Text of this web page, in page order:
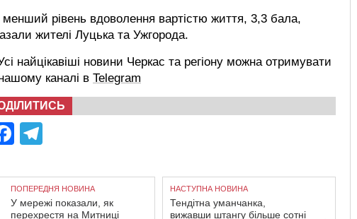
рівень вдоволення вартістю життя, 3,3 бала,
жителі Луцька та Ужгорода.
найцікавіші новини Черкас та регіону можна отримувати
каналі в Telegram
Facebook
ПОПЕРЕДНЯ НОВИНА
У мережі показали, як
перехрестя на Митниці
НАСТУПНА НОВИНА
Тендітна уманчанка,
вижавши штангу більше сотні